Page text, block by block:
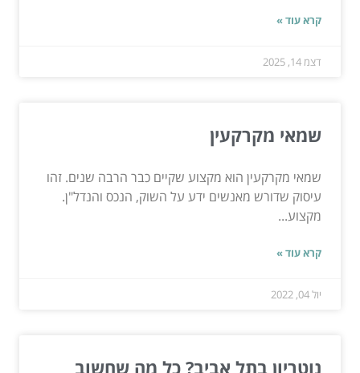
קרא עוד »
דצמ 14, 2025
שמאי מקרקעין
שמאי מקרקעין הוא מקצוע שקיים כבר הרבה שנים. זהו
עיסוק שדורש מאנשים ידע על השוק, הנכס והנדל"ן.
מקצוע...
קרא עוד »
יול 04, 2022
נוטריון בתל אביב? כל מה שחשוב